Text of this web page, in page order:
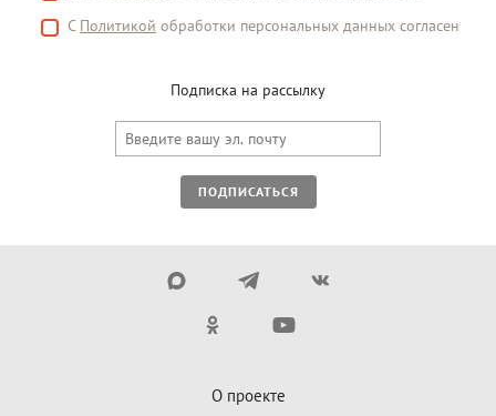
С Политикой обработки персональных данных согласен
Подписка на рассылку
ПОДПИСАТЬСЯ
О проекте